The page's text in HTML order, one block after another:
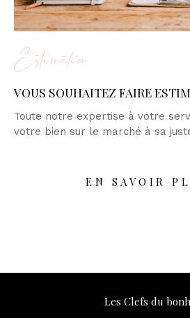
Estimation
VOUS SOUHAITEZ FAIRE
Toute notre expertise à votre
votre bien sur le marché à sa
EN SAVOIR
Les Clefs du